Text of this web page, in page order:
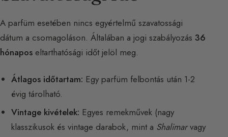
A parfüm esetében nincs egyértelmű szavatossági
dátum a csomagoláson. Általában a jogi szabályozás 36
hónapos eltarthatósági időt jelöl meg.
Átlagos időtartam: Egy parfüm felbontás után 1-2
évig tárolható.
Vintage kivételek: Egyes remekművek (nagy
klasszikusok és vintage darabok, mint a Shalimarvagy